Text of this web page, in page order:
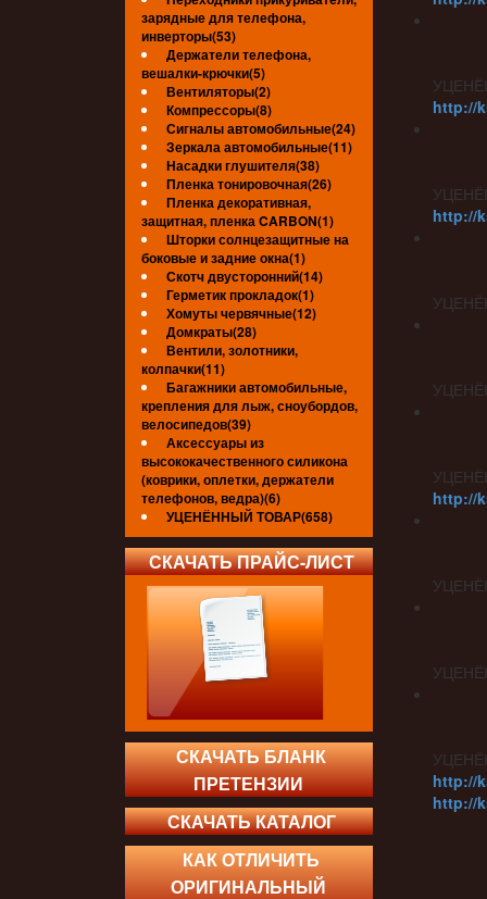
зарядные для телефона,
инверторы(53)
Держатели телефона,
вешалки-крючки(5)
Вентиляторы(2)
Компрессоры(8)
Сигналы автомобильные(24)
Зеркала автомобильные(11)
Насадки глушителя(38)
Пленка тонировочная(26)
Пленка декоративная,
защитная, пленка CARBON(1)
Шторки солнцезащитные на
боковые и задние окна(1)
Скотч двусторонний(14)
Герметик прокладок(1)
Хомуты червячные(12)
Домкраты(28)
Вентили, золотники,
колпачки(11)
Багажники автомобильные,
крепления для лыж, сноубордов,
велосипедов(39)
Аксессуары из
высококачественного силикона
(коврики, оплетки, держатели
телефонов, ведра)(6)
УЦЕНЁННЫЙ ТОВАР(658)
СКАЧАТЬ ПРАЙС-ЛИСТ
СКАЧАТЬ БЛАНК
ПРЕТЕНЗИИ
СКАЧАТЬ КАТАЛОГ
КАК ОТЛИЧИТЬ
ОРИГИНАЛЬНЫЙ
http://
http://
http://
http://
http://